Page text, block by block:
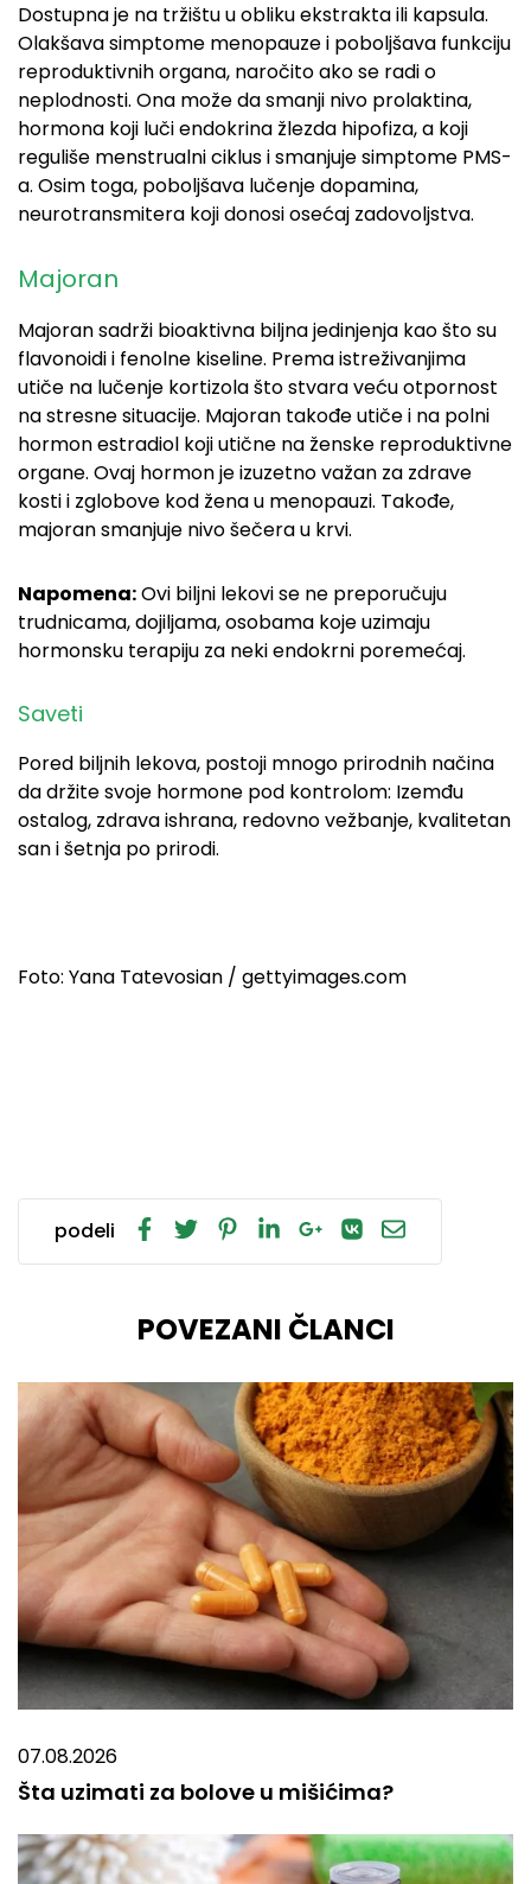
Dostupna je na tržištu u obliku ekstrakta ili kapsula.
Olakšava simptome menopauze i poboljšava funkciju
reproduktivnih organa, naročito ako se radi o
neplodnosti. Ona može da smanji nivo prolaktina,
hormona koji luči endokrina žlezda hipofiza, a koji
reguliše menstrualni ciklus i smanjuje simptome PMS-
a. Osim toga, poboljšava lučenje dopamina,
neurotransmitera koji donosi osećaj zadovoljstva.
Majoran
Majoran sadrži bioaktivna biljna jedinjenja kao što su
flavonoidi i fenolne kiseline. Prema istreživanjima
utiče na lučenje kortizola što stvara veću otpornost
na stresne situacije. Majoran takođe utiče i na polni
hormon estradiol koji utične na ženske reproduktivne
organe. Ovaj hormon je izuzetno važan za zdrave
kosti i zglobove kod žena u menopauzi. Takođe,
majoran smanjuje nivo šečera u krvi.
Napomena:Ovi biljni lekovi se ne preporučuju
trudnicama, dojiljama, osobama koje uzimaju
hormonsku terapiju za neki endokrni poremećaj.
Saveti
Pored biljnih lekova, postoji mnogo prirodnih načina
da držite svoje hormone pod kontrolom: Izemđu
ostalog, zdrava ishrana, redovno vežbanje, kvalitetan
san i šetnja po prirodi.
Foto: Yana Tatevosian / gettyimages.com
podeli
POVEZANI ČLANCI
07.08.2026
Šta uzimati za bolove u mišićima?